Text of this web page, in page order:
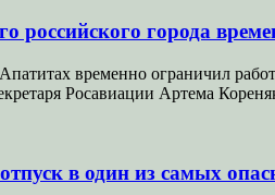
российского города
временно ограничил
Росавиации Артема
в один из самых